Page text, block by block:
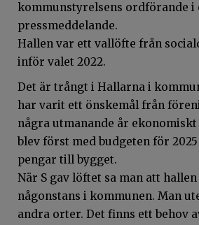
kommunstyrelsens ordförande i
pressmeddelande.
Hallen var ett vallöfte från
inför valet 2022.
Det är trångt i Hallarna i
har varit ett önskemål från
några utmanande år
blev först med budgeten för
pengar till bygget.
När S gav löftet sa man att
någonstans i kommunen. Man
andra orter. Det finns ett behov